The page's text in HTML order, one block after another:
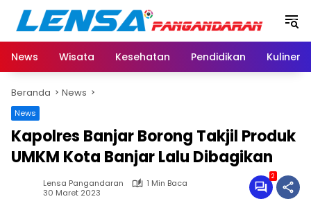
Langsung
konten
News
Wisata Kesehatan Pendidikan Kuliner
Beranda News
News
Kapolres Banjar Borong Takjil Produk
UMKM Kota Banjar Lalu Dibagikan
Lensa Pangandaran
1 Min Baca
30 Maret 2023
2